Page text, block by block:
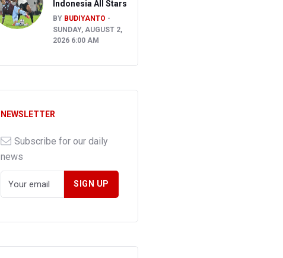
Indonesia All Stars
BY BUDIYANTO
SUNDAY, AUGUST 2,
2026 6:00 AM
NEWSLETTER
Subscribe for our daily
news